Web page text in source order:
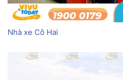
Nhà xe Cô Hai